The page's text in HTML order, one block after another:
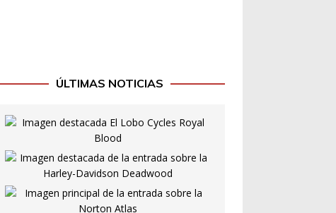
ÚLTIMAS NOTICIAS